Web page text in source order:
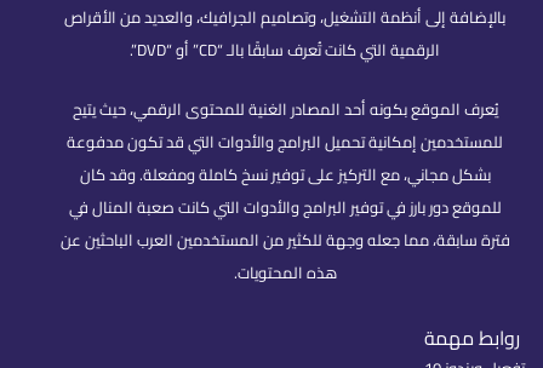
بالإضافة إلى أنظمة التشغيل، وتصاميم الجرافيك، والعديد من الأقراص
الرقمية التي كانت تُعرف سابقًا بالـ “CD” أو “DVD”.
يُعرف الموقع بكونه أحد المصادر الغنية للمحتوى الرقمي، حيث يتيح
للمستخدمين إمكانية تحميل البرامج والأدوات التي قد تكون مدفوعة
بشكل مجاني، مع التركيز على توفير نسخ كاملة ومفعلة. وقد كان
للموقع دور بارز في توفير البرامج والأدوات التي كانت صعبة المنال في
فترة سابقة، مما جعله وجهة للكثير من المستخدمين العرب الباحثين عن
هذه المحتويات.
روابط مهمة